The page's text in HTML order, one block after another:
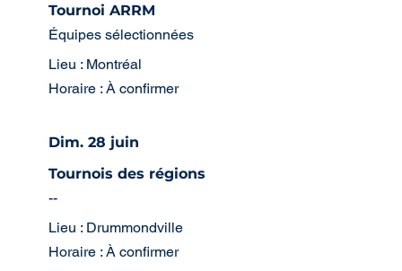
Horaire : À confirmer
Lieu : Montréal
Tournoi ARRM
Équipes sélectionnées
Horaire : À confirmer
Lieu : Drummondville
Tournois des régions
--
Dim. 28 juin